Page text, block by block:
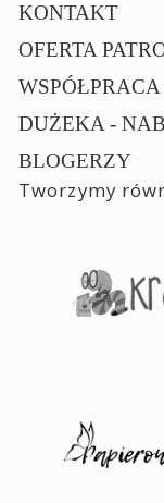
KONTAKT
OFERTA
WSPÓŁPRACA
DUŻEKA -
BLOGERZY
Tworzymy